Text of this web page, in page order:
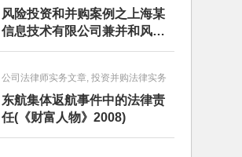
风险投资和并购案例之上海某
信息技术有限公司兼并和风险
投资服务
公司法律师实务文章, 投资并购法律实务
东航集体返航事件中的法律责
任(《财富人物》2008)